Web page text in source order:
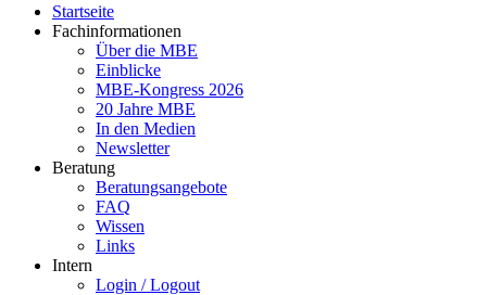
Startseite
Fachinformationen
Über die MBE
Einblicke
MBE-Kongress 2026
20 Jahre MBE
In den Medien
Newsletter
Beratung
Beratungsangebote
FAQ
Wissen
Links
Intern
Login / Logout